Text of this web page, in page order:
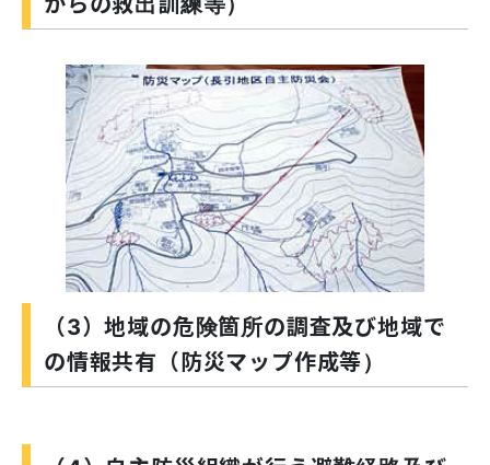
（3）地域の危険箇所の調査及び地域で
の情報共有（防災マップ作成等）